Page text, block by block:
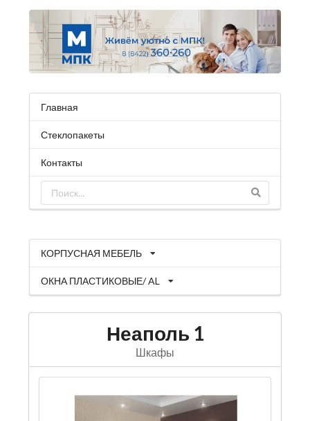
Главная
Стеклопакеты
Контакты
КОРПУСНАЯ МЕБЕЛЬ
ОКНА ПЛАСТИКОВЫЕ/ AL
Неаполь 1
Шкафы